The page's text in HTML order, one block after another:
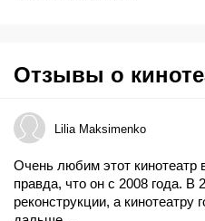
Отзывы о
Lilia Maksimenko
Очень любим этот кинотеатр
правда, что он с 2008 года. В
реконструкции, а